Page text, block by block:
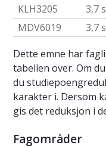
KLH3205
3,7
MDV6019
3,7
Dette emne har
tabellen over. Om
du
karakter i. Dersom
gis det reduksjon i
Fagområder